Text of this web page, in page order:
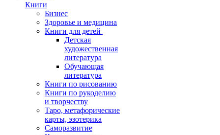
Книги
Бизнес
Здоровье и медицина
Книги для детей
Детская
художественная
литература
Обучающая
литература
Книги по рисованию
Книги по рукоделию
и творчеству
Таро, метафорические
карты, эзотерика
Саморазвитие